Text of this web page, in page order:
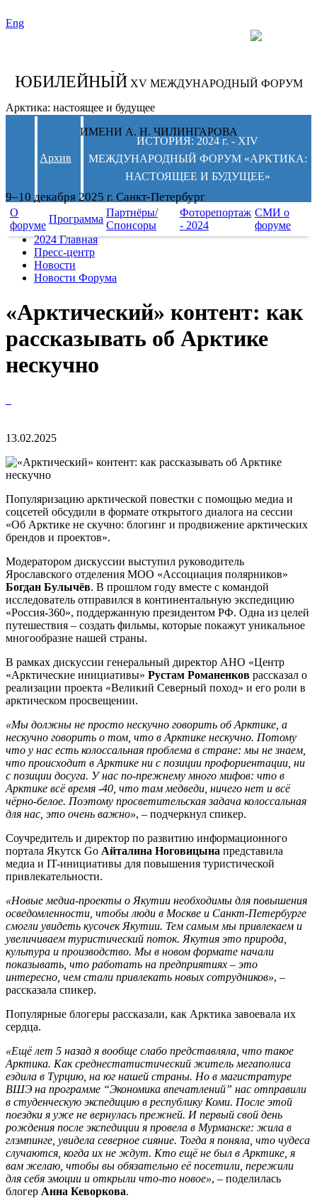
Eng
ЮБИЛЕЙНЫЙ XV МЕЖДУНАРОДНЫЙ ФОРУМ
Арктика: настоящее и будущее
ИМЕНИ А. Н. ЧИЛИНГАРОВА
9–10 декабря 2025 г. Санкт-Петербург
Архив
ИСТОРИЯ: 2024 г. - XIV
МЕЖДУНАРОДНЫЙ ФОРУМ «АРКТИКА:
НАСТОЯЩЕЕ И БУДУЩЕЕ»
О
форуме
Программа
Партнёры/
Спонсоры
Фоторепортаж
- 2024
СМИ о
форуме
2024 Главная
Пресс-центр
Новости
Новости Форума
«Арктический» контент: как
рассказывать об Арктике
нескучно
13.02.2025
Популяризацию арктической повестки с помощью медиа и
соцсетей обсудили в формате открытого диалога на сессии
«Об Арктике не скучно: блогинг и продвижение арктических
брендов и проектов».
Модератором дискуссии выступил руководитель
Ярославского отделения МОО «Ассоциация полярников»
Богдан Булычёв. В прошлом году вместе с командой
исследователь отправился в континентальную экспедицию
«Россия-360», поддержанную президентом РФ. Одна из целей
путешествия – создать фильмы, которые покажут уникальное
многообразие нашей страны.
В рамках дискуссии генеральный директор АНО «Центр
«Арктические инициативы» Рустам Романенков рассказал о
реализации проекта «Великий Северный поход» и его роли в
арктическом просвещении.
«Мы должны не просто нескучно говорить об Арктике, а
нескучно говорить о том, что в Арктике нескучно. Потому
что у нас есть колоссальная проблема в стране: мы не знаем,
что происходит в Арктике ни с позиции профориентации, ни
с позиции досуга. У нас по-прежнему много мифов: что в
Арктике всё время -40, что там медведи, ничего нет и всё
чёрно-белое. Поэтому просветительская задача колоссальная
для нас, это очень важно», – подчеркнул спикер.
Соучредитель и директор по развитию информационного
портала Якутск Go Айталина Ноговицына представила
медиа и IT-инициативы для повышения туристической
привлекательности.
«Новые медиа-проекты о Якутии необходимы для повышения
осведомленности, чтобы люди в Москве и Санкт-Петербурге
смогли увидеть кусочек Якутии. Тем самым мы привлекаем и
увеличиваем туристический поток. Якутия это природа,
культура и производство. Мы в новом формате начали
показывать, что работать на предприятиях – это
интересно, чем стали привлекать новых сотрудников», –
рассказала спикер.
Популярные блогеры рассказали, как Арктика завоевала их
сердца.
«Ещё лет 5 назад я вообще слабо представляла, что такое
Арктика. Как среднестатистический житель мегаполиса
ездила в Турцию, на юг нашей страны. Но в магистратуре
ВШЭ на программе “Экономика впечатлений” нас отправили
в студенческую экспедицию в республику Коми. После этой
поездки я уже не вернулась прежней. И первый свой день
рождения после экспедиции я провела в Мурманске: жила в
глэмпинге, увидела северное сияние. Тогда я поняла, что чудеса
случаются, когда их не ждут. Кто ещё не был в Арктике, я
вам желаю, чтобы вы обязательно её посетили, пережили
для себя эмоции и открыли что-то новое», – поделилась
блогер Анна Кеворкова.